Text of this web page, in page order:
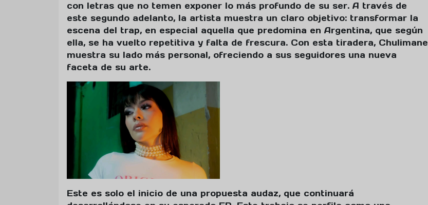
con letras que no temen exponer lo más profundo de su ser. A través de
este segundo adelanto, la artista muestra un claro objetivo: transformar la
escena del trap, en especial aquella que predomina en Argentina, que según
ella, se ha vuelto repetitiva y falta de frescura. Con esta tiradera, Chulimane
muestra su lado más personal, ofreciendo a sus seguidores una nueva
faceta de su arte.
Este es solo el inicio de una propuesta audaz, que continuará